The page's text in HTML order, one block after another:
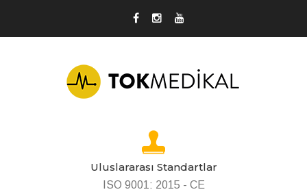
Uluslararası Standartlar
ISO 9001: 2015 - CE